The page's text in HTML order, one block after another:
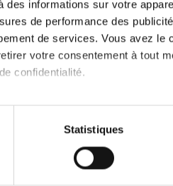
informations sur votre
de performance des
de services. Vous avez le
votre consentement à tout
confidentialité.
qui peuvent être
Statistiques
contre